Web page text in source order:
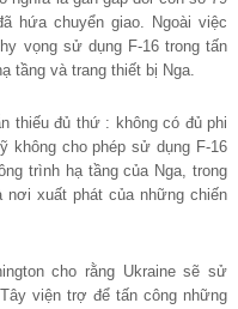
hứa chuyển giao. Ngoài việc
vọng sử dụng F-16 trong tấn
tầng và trang thiết bị Nga.
thiếu đủ thứ : không có đủ phi
không cho phép sử dụng F-16
trình hạ tầng của Nga, trong
xuất phát của những chiến
cho rằng Ukraine sẽ sử
viện trợ để tấn công những